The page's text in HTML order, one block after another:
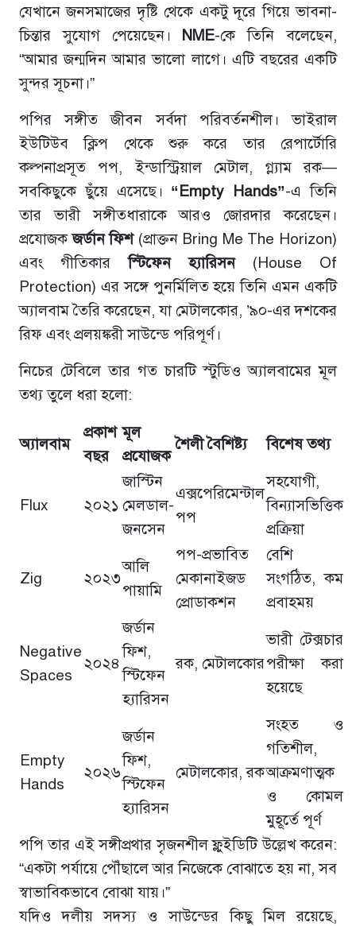
যেখানে জনসমাজের দৃষ্টি থেকে একটু দূরে গিয়ে ভাবনা-
চিন্তার সুযোগ পেয়েছেন। NME-কে তিনি বলেছেন,
“আমার জন্মদিন আমার ভালো লাগে। এটি বছরের একটি
সুন্দর সূচনা।”
পপির সঙ্গীত জীবন সর্বদা পরিবর্তনশীল। ভাইরাল
ইউটিউব ক্লিপ থেকে শুরু করে তার রেপার্টোরি
কল্পনাপ্রসূত পপ, ইন্ডাস্ট্রিয়াল মেটাল, গ্ল্যাম রক—
সবকিছুকে ছুঁয়ে এসেছে। “Empty Hands”-এ তিনি
তার ভারী সঙ্গীতধারাকে আরও জোরদার করেছেন।
প্রযোজকজর্ডান ফিশ(প্রাক্তন Bring Me The Horizon)
এবং গীতিকারস্টিফেন হ্যারিসন(House Of
Protection) এর সঙ্গে পুনর্মিলিত হয়ে তিনি এমন একটি
অ্যালবাম তৈরি করেছেন, যা মেটালকোর, ’৯০-এর দশকের
রিফ এবং প্রলয়ঙ্করী সাউন্ডে পরিপূর্ণ।
নিচের টেবিলে তার গত চারটি স্টুডিও অ্যালবামের মূল
তথ্য তুলে ধরা হলো:
অ্যালবাম
প্রকাশ
বছর
মূল
প্রযোজক
শৈলী বৈশিষ্ট্য বিশেষ তথ্য
Flux ২০২১
জাস্টিন
মেলডাল-
জনসেন
এক্সপেরিমেন্টাল
পপ
সহযোগী,
বিন্যাসভিত্তিক
প্রক্রিয়া
Zig ২০২৩
আলি
পায়ামি
পপ-প্রভাবিত
মেকানাইজড
প্রোডাকশন
বেশি
সংগঠিত, কম
প্রবাহময়
Negative
Spaces
২০২৪
জর্ডান
ফিশ,
স্টিফেন
হ্যারিসন
রক, মেটালকোর
ভারী টেক্সচার
পরীক্ষা করা
হয়েছে
Empty
Hands
২০২৬
জর্ডান
ফিশ,
স্টিফেন
হ্যারিসন
মেটালকোর, রক
সংহত ও
গতিশীল,
আক্রমণাত্মক
ও কোমল
মুহূর্তে পূর্ণ
পপি তার এই সঙ্গীপ্রথার সৃজনশীল ফ্লুইডিটি উল্লেখ করেন:
“একটা পর্যায়ে পৌঁছালে আর নিজেকে বোঝাতে হয় না, সব
স্বাভাবিকভাবে বোঝা যায়।”
যদিও দলীয় সদস্য ও সাউন্ডের কিছু মিল রয়েছে,